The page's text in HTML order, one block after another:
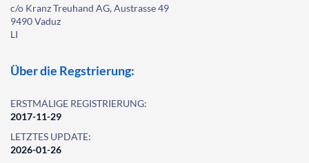
c/o Kranz Treuhand AG, Austrasse 49
9490 Vaduz
LI
Über die Regstrierung:
ERSTMALIGE REGISTRIERUNG:
2017-11-29
LETZTES UPDATE:
2026-01-26